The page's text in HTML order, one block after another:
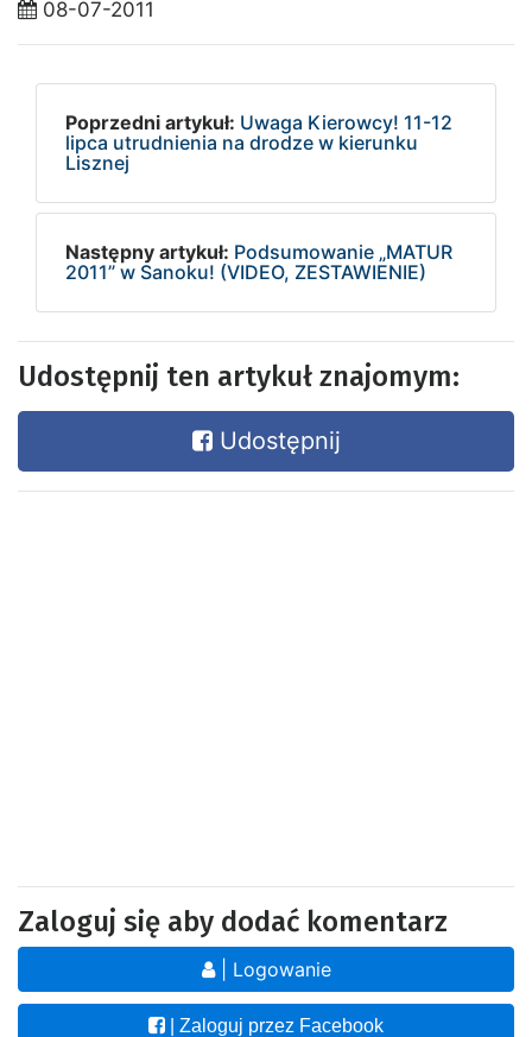
08-07-2011
Poprzedni artykuł: Uwaga Kierowcy! 11-12
lipca utrudnienia na drodze w kierunku
Lisznej
Następny artykuł: Podsumowanie „MATUR
2011” w Sanoku! (VIDEO, ZESTAWIENIE)
Udostępnij ten artykuł znajomym:
Udostępnij
Zaloguj się aby dodać komentarz
| Logowanie
| Zaloguj przez Facebook